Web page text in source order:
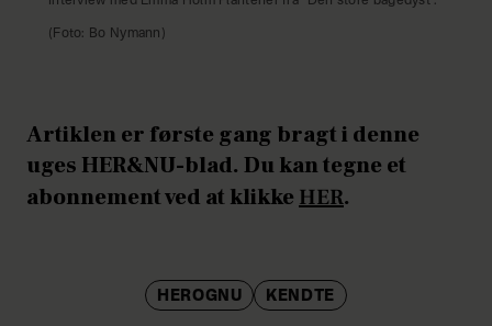
(Foto: Bo Nymann)
Artiklen er første gang bragt i denne
uges HER&NU-blad. Du kan tegne et
abonnement ved at klikkeHER.
HEROGNU KENDTE